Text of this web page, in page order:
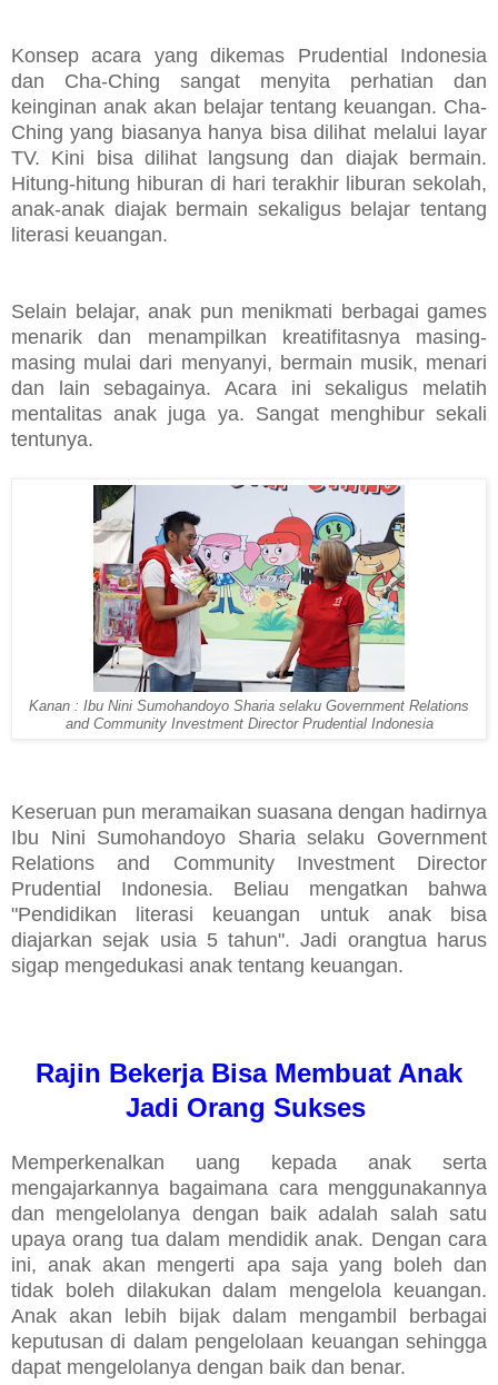
Konsep acara yang dikemas Prudential Indonesia
dan Cha-Ching sangat menyita perhatian dan
keinginan anak akan belajar tentang keuangan. Cha-
Ching yang biasanya hanya bisa dilihat melalui layar
TV. Kini bisa dilihat langsung dan diajak bermain.
Hitung-hitung hiburan di hari terakhir liburan sekolah,
anak-anak diajak bermain sekaligus belajar tentang
literasi keuangan.
Selain belajar, anak pun menikmati berbagai games
menarik dan menampilkan kreatifitasnya masing-
masing mulai dari menyanyi, bermain musik, menari
dan lain sebagainya. Acara ini sekaligus melatih
mentalitas anak juga ya. Sangat menghibur sekali
tentunya.
Kanan : Ibu Nini Sumohandoyo Sharia selaku Government Relations
and Community Investment Director Prudential Indonesia
Keseruan pun meramaikan suasana dengan hadirnya
Ibu Nini Sumohandoyo Sharia selaku Government
Relations and Community Investment Director
Prudential Indonesia. Beliau mengatkan bahwa
"Pendidikan literasi keuangan untuk anak bisa
diajarkan sejak usia 5 tahun". Jadi orangtua harus
sigap mengedukasi anak tentang keuangan.
Rajin Bekerja Bisa Membuat Anak
Jadi Orang Sukses
Memperkenalkan uang kepada anak serta
mengajarkannya bagaimana cara menggunakannya
dan mengelolanya dengan baik adalah salah satu
upaya orang tua dalam mendidik anak. Dengan cara
ini, anak akan mengerti apa saja yang boleh dan
tidak boleh dilakukan dalam mengelola keuangan.
Anak akan lebih bijak dalam mengambil berbagai
keputusan di dalam pengelolaan keuangan sehingga
dapat mengelolanya dengan baik dan benar.